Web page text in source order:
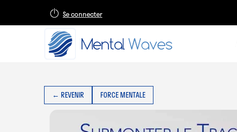
Se connecter
← REVENIR FORCE MENTALE